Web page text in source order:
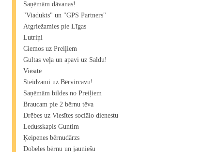
Saņēmām dāvanas!
"Viadukts" un "GPS Partners"
Atgriežamies pie Līgas
Lutriņi
Ciemos uz Preiļiem
Gultas veļa un apavi uz Saldu!
Viesīte
Steidzami uz Bērvircavu!
Saņēmām bildes no Preiļiem
Braucam pie 2 bērnu tēva
Drēbes uz Viesītes sociālo dienestu
Ledusskapis Guntim
Ķeipenes bērnudārzs
Dobeles bērnu un jauniešu